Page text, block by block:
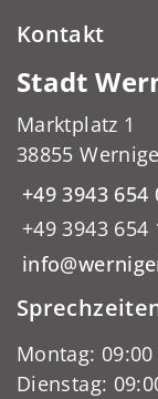
Kontakt
Stadt
Marktplatz 1
38855
+49 3943 654
+49 3943 654
Montag:
Dienstag: